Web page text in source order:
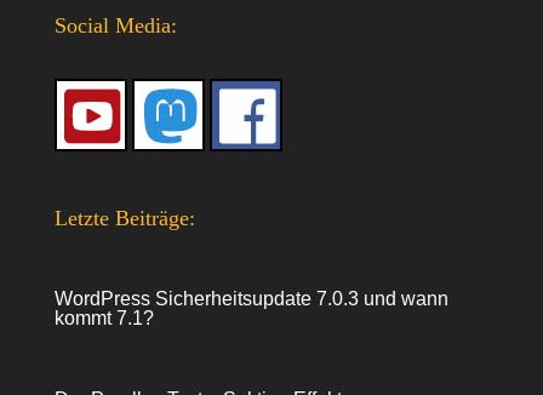
Social Media:
Letzte Beiträge:
WordPress Sicherheitsupdate 7.0.3 und wann
kommt 7.1?